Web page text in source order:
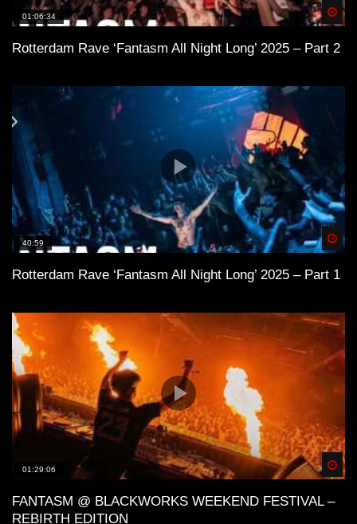
01:06:34
Rotterdam Rave ‘Fantasm All Night Long’ 2025 – Part 2
40:59
Rotterdam Rave ‘Fantasm All Night Long’ 2025 – Part 1
01:29:06
FANTASM @ BLACKWORKS WEEKEND FESTIVAL –
REBIRTH EDITION